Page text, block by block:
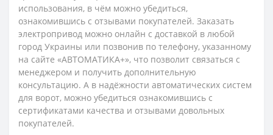
использования, в чём можно убедиться,
ознакомившись с отзывами покупателей. Заказать
электропривод можно онлайн с доставкой в любой
город Украины или позвонив по телефону, указанному
на сайте «АВТОМАТИКА+», что позволит связаться с
менеджером и получить дополнительную
консультацию. А в надёжности автоматических систем
для ворот, можно убедиться ознакомившись с
сертификатами качества и отзывами довольных
покупателей.